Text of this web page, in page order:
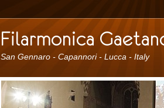
San Gennaro - Capannori - Lucca - Italy